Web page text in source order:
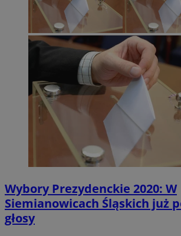
Wybory Prezydenckie 2020: W
Siemianowicach Śląskich już
głosy